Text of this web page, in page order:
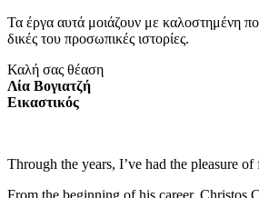
Τα έργα αυτά μοιάζουν με καλοστημένη
δικές του προσωπικές ιστορίες.
Καλή σας θέαση
Λία Βογιατζή
Εικαστικός
Through the years, I’ve had the pleasure
From the beginning of his career, Christos